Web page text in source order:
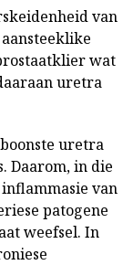
van
wat
uretra
uretra
Daarom, in die
van
patogene
weefsel. In